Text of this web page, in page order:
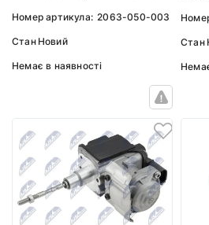
Номер артикула: 2063-050-003
Стан Новий
Немає в наявності
Стан